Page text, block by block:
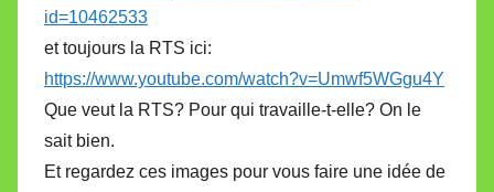
id=10462533
et toujours la RTS ici:
https://www.youtube.com/watch?v=Umwf5WGgu4Y
Que veut la RTS? Pour qui travaille-t-elle? On le
sait bien.
Et regardez ces images pour vous faire une idée de